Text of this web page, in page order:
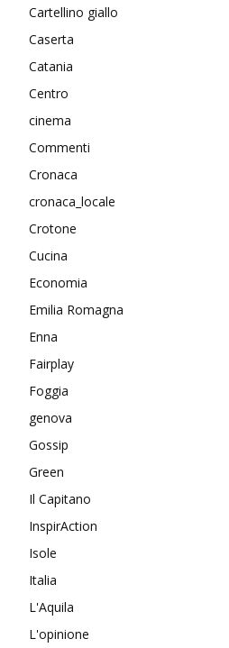
Cartellino giallo
Caserta
Catania
Centro
cinema
Commenti
Cronaca
cronaca_locale
Crotone
Cucina
Economia
Emilia Romagna
Enna
Fairplay
Foggia
genova
Gossip
Green
Il Capitano
InspirAction
Isole
Italia
L'Aquila
L'opinione